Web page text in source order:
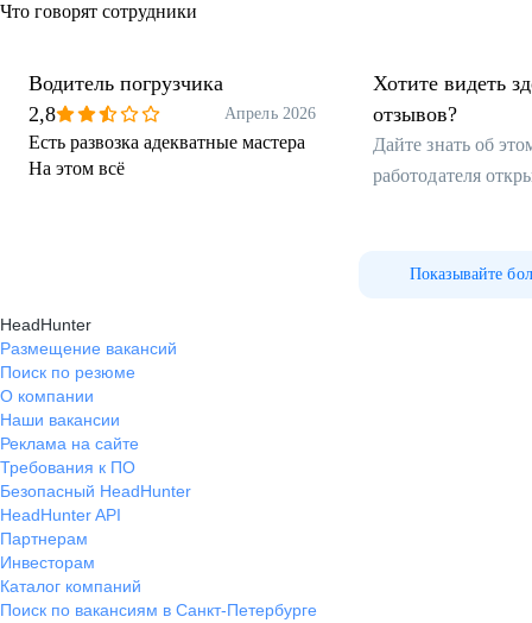
Что говорят сотрудники
Водитель погрузчика
2,8
Апрель 2026
Есть развозка адекватные мастера
На этом всё
Хотите видеть
отзывов?
Дайте знать об
работодателя
Показывайте
HeadHunter
Размещение вакансий
Поиск по резюме
О компании
Наши вакансии
Реклама на сайте
Требования к ПО
Безопасный HeadHunter
HeadHunter API
Партнерам
Инвесторам
Каталог компаний
Поиск по вакансиям в Санкт-Петербурге